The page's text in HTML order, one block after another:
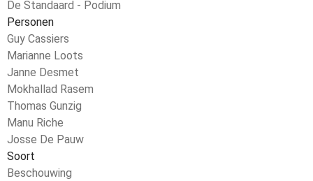
De Standaard - Podium
Personen
Guy Cassiers
Marianne Loots
Janne Desmet
Mokhallad Rasem
Thomas Gunzig
Manu Riche
Josse De Pauw
Soort
Beschouwing